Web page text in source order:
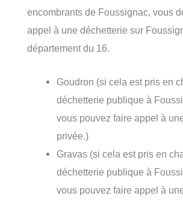
encombrants de Foussignac, vous
appel à une déchetterie sur
département du 16.
Goudron (si cela est pris en
déchetterie publique à
vous pouvez faire appel à
privée.)
Gravas (si cela est pris en
déchetterie publique à
vous pouvez faire appel à